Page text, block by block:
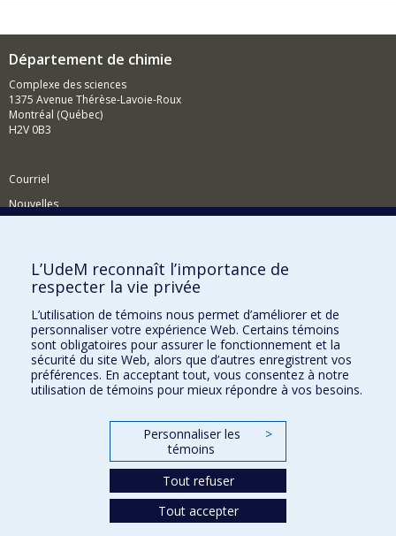
Département de chimie
Complexe des sciences
1375 Avenue Thérèse-Lavoie-Roux
Montréal (Québec)
H2V 0B3
Courriel
Nouvelles
Comment soutenir le Département?
BESOIN D'AIDE?
Plan du site
Signaler une erreur
Accessibilité
FACULTÉ DES ARTS ET DES SCIENCES
Nos départements et écoles
L’UdeM reconnaît l’importance de
respecter la vie privée
L’utilisation de témoins nous permet d’améliorer et de
personnaliser votre expérience Web. Certains témoins
sont obligatoires pour assurer le fonctionnement et la
sécurité du site Web, alors que d’autres enregistrent vos
préférences. En acceptant tout, vous consentez à notre
utilisation de témoins pour mieux répondre à vos besoins.
Personnaliser les
témoins
>
Tout refuser
Tout accepter